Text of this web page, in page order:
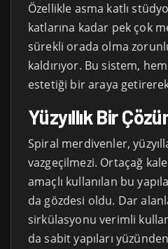
Özellikle asma katlı
katlarına kadar pek çok
sürekli orada olma
kaldırıyor. Bu sistem,
estetiği bir araya
Yüzyıllık Bir
Spiral merdivenler,
vazgeçilmezi. Ortaçağ
amaçlı kullanılan bu
da gözdesi oldu. Dar
sirkülasyonu verimli
da sabit yapıları